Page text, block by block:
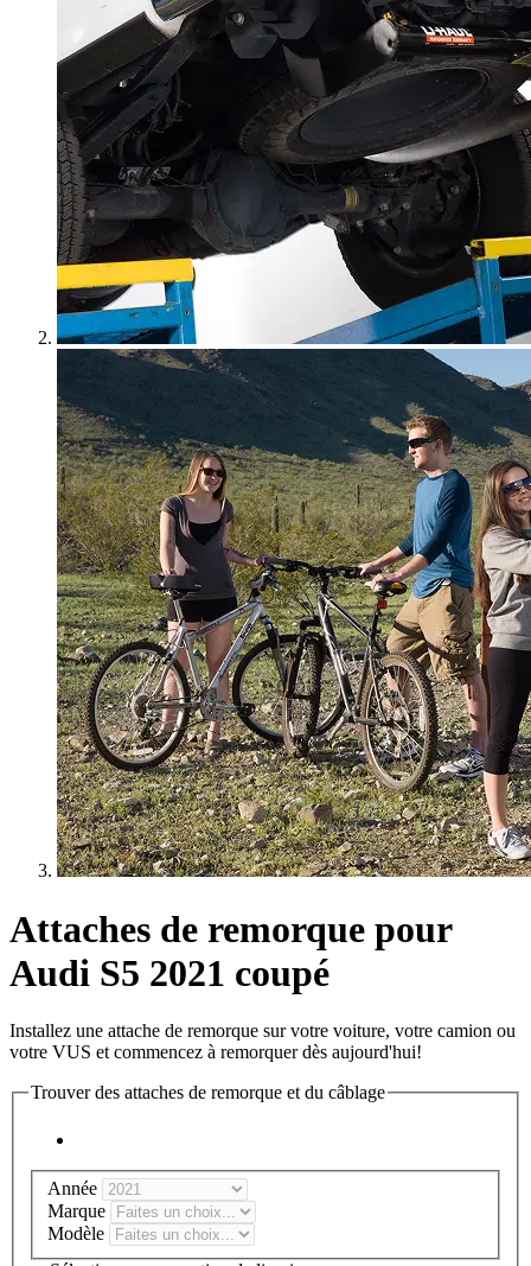
Attaches de remorque pour
Audi S5 2021 coupé
Installez une attache de remorque sur votre voiture, votre camion ou
votre VUS et commencez à remorquer dès aujourd'hui!
Trouver des attaches de remorque et du câblage
Année
Marque
Modèle